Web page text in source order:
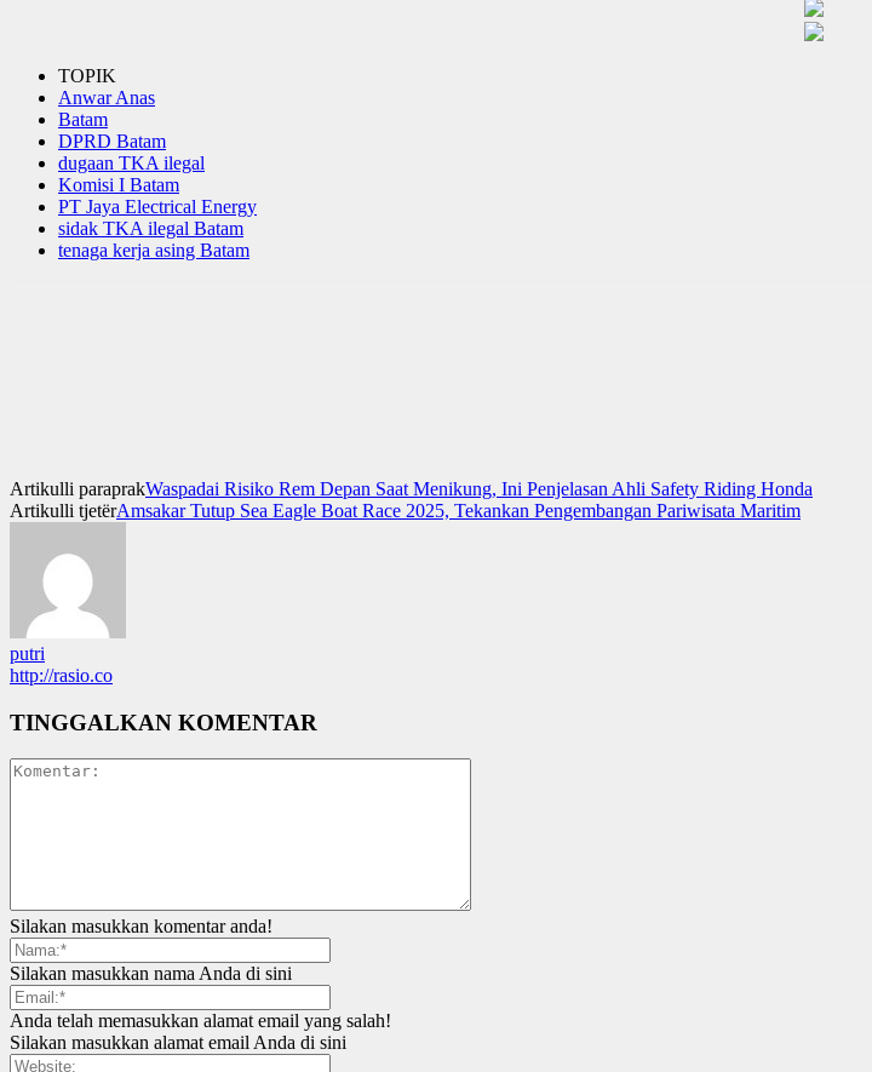
TOPIK
Anwar Anas
Batam
DPRD Batam
dugaan TKA ilegal
Komisi I Batam
PT Jaya Electrical Energy
sidak TKA ilegal Batam
tenaga kerja asing Batam
Artikulli paraprakWaspadai Risiko Rem Depan Saat Menikung, Ini Penjelasan Ahli Safety Riding Honda
Artikulli tjetërAmsakar Tutup Sea Eagle Boat Race 2025, Tekankan Pengembangan Pariwisata Maritim
putri
http://rasio.co
TINGGALKAN KOMENTAR
Silakan masukkan komentar anda!
Silakan masukkan nama Anda di sini
Anda telah memasukkan alamat email yang salah!
Silakan masukkan alamat email Anda di sini